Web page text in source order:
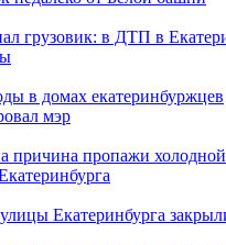
грузовик: в ДТП в
в домах екатеринбуржцев
мэр
причина пропажи
Екатеринбурга